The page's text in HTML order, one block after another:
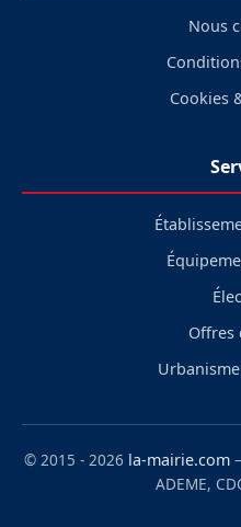
Nous
Cookies
Offres
© 2015 - 2026 la-mairie.com
ADEME,